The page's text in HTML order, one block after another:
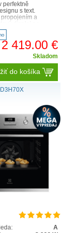
perfektně
s text.
a
–
2 419.00 €
Skladom
do košíka
A